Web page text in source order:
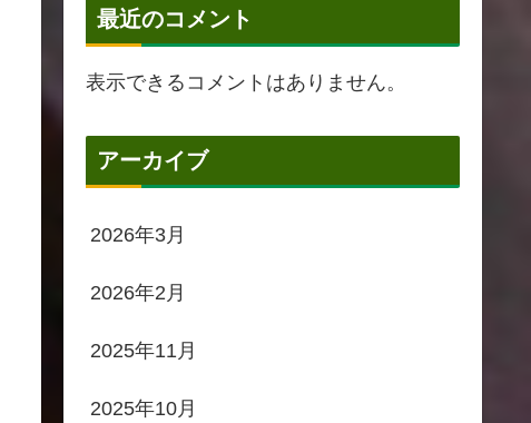
最近のコメント
表示できるコメントはありません。
アーカイブ
2026年3月
2026年2月
2025年11月
2025年10月